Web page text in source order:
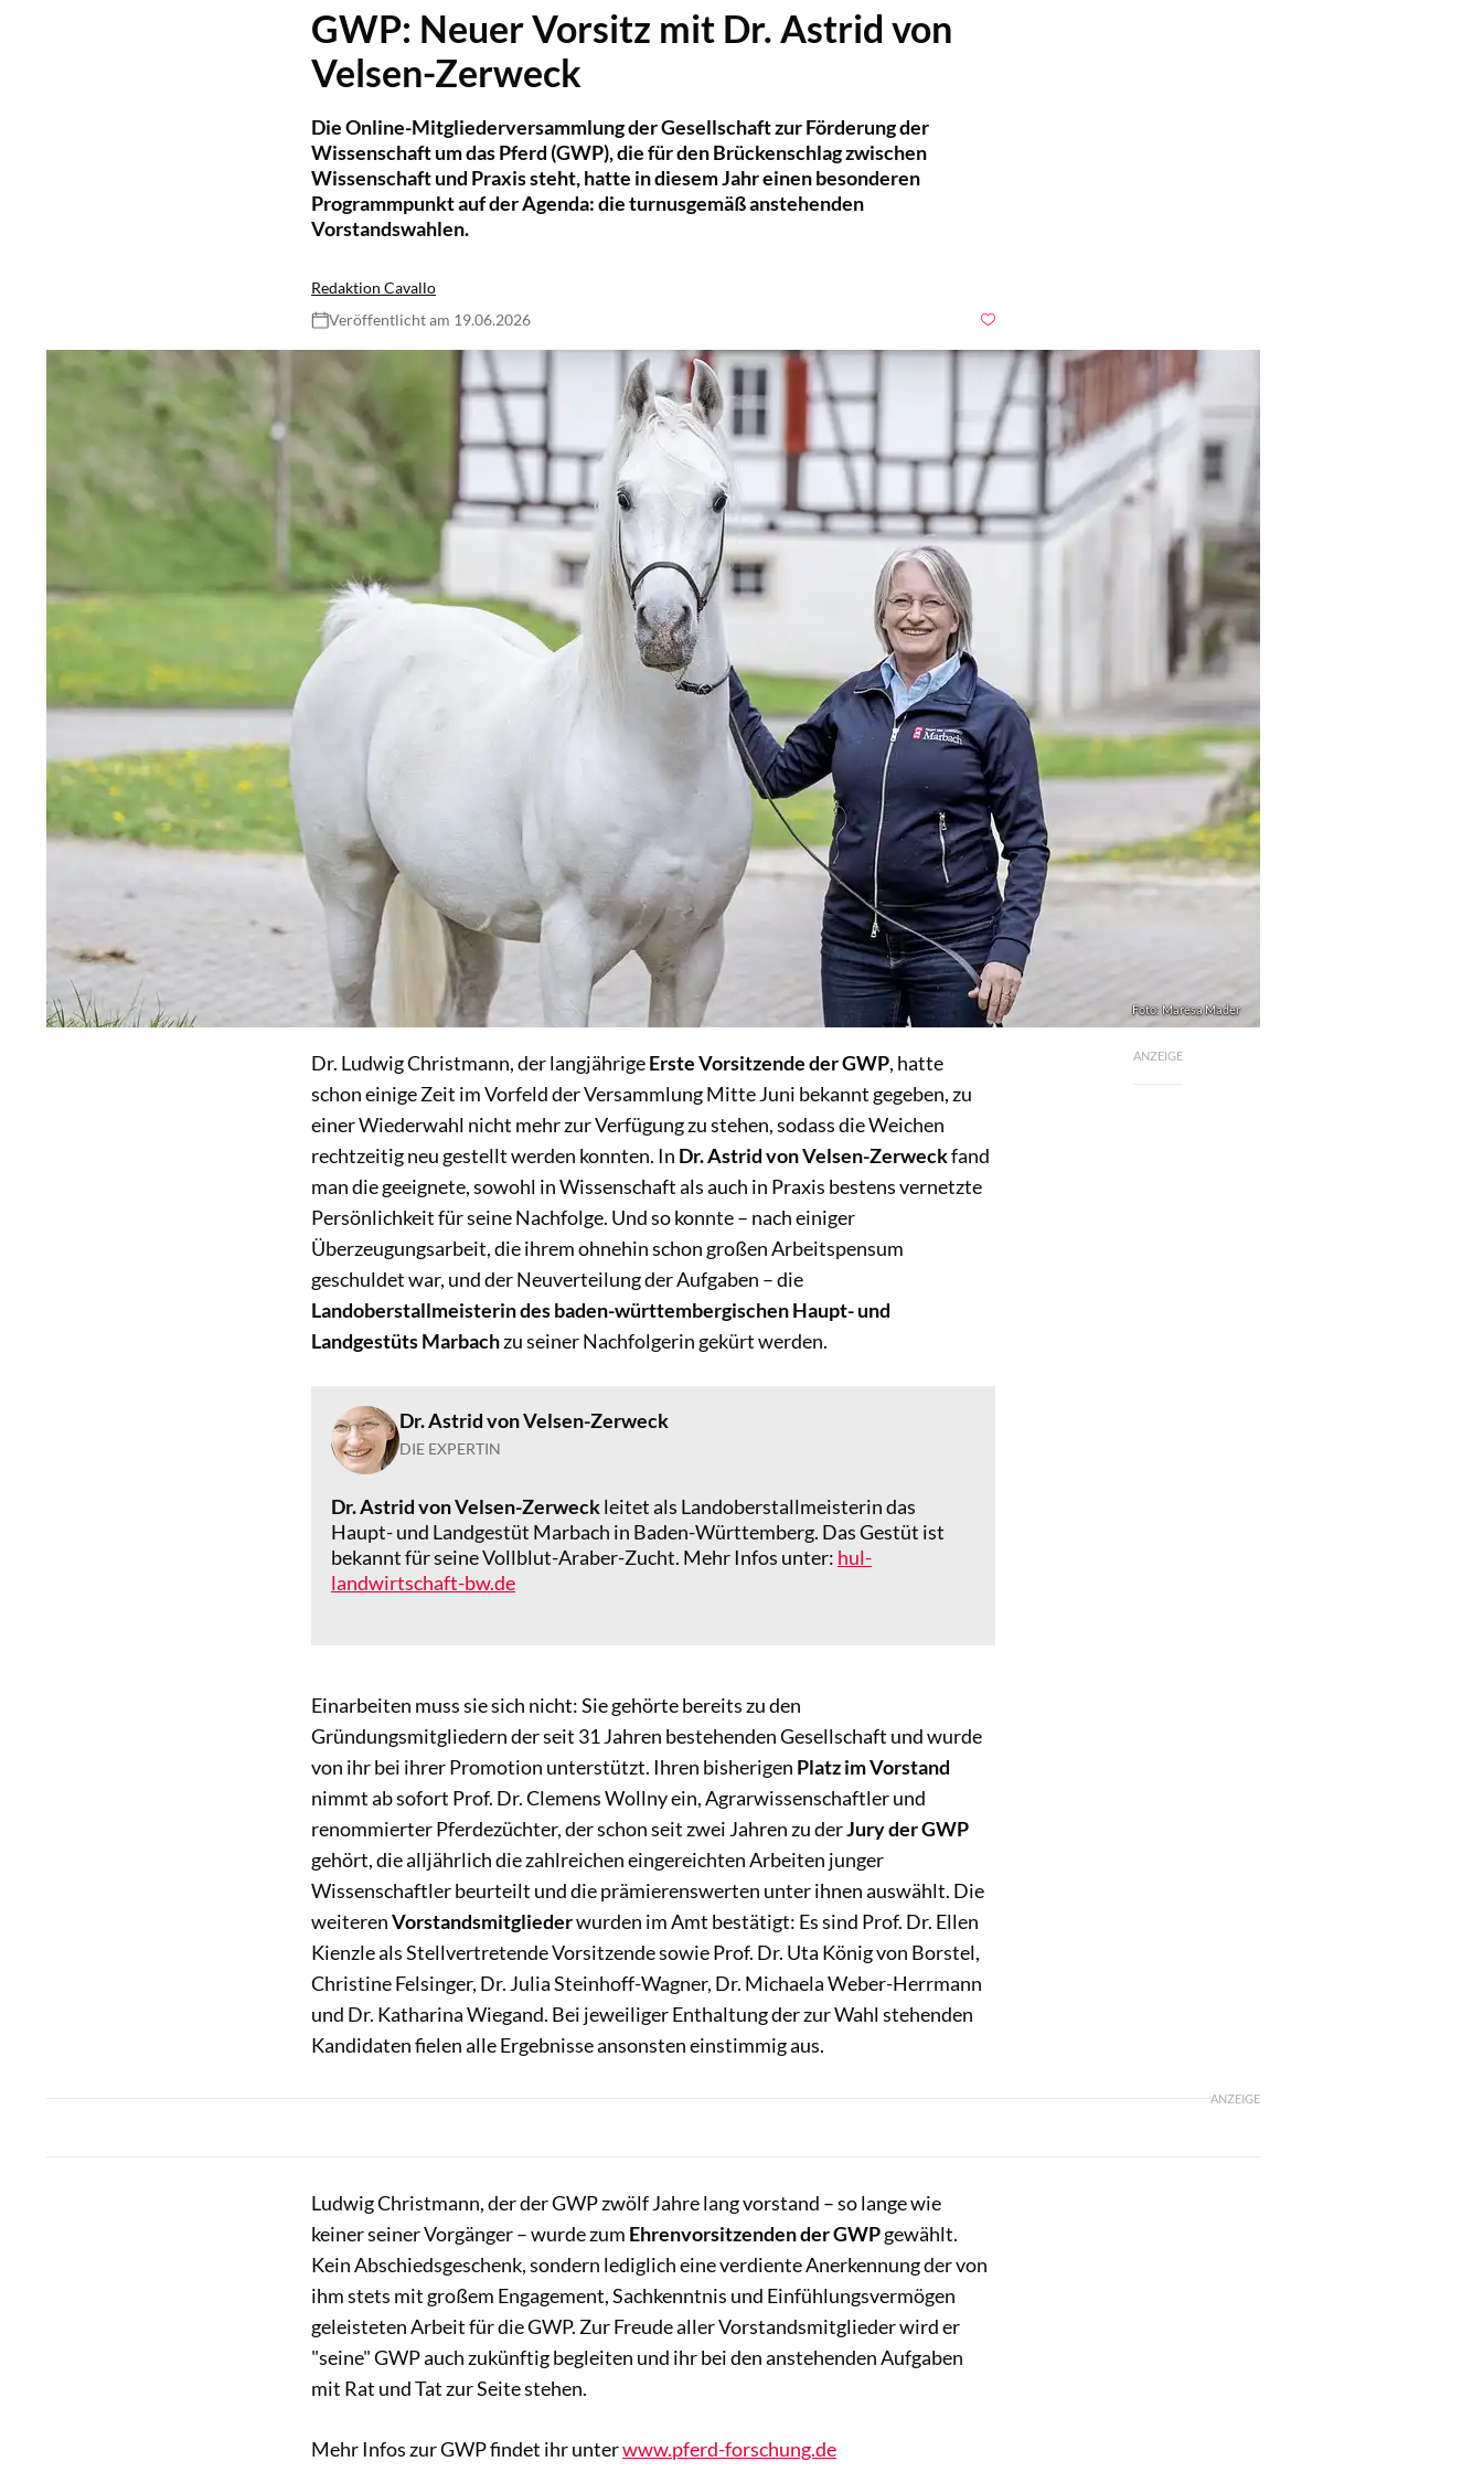
GWP: Neuer Vorsitz mit Dr. Astrid von
Velsen-Zerweck
Die Online-Mitgliederversammlung der Gesellschaft zur Förderung der
Wissenschaft um das Pferd (GWP), die für den Brückenschlag zwischen
Wissenschaft und Praxis steht, hatte in diesem Jahr einen besonderen
Programmpunkt auf der Agenda: die turnusgemäß anstehenden
Vorstandswahlen.
Redaktion Cavallo
Veröffentlicht am 19.06.2026
Foto: Maresa Mader
ANZEIGE
Dr. Ludwig Christmann, der langjährigeErste Vorsitzende der GWP, hatte
schon einige Zeit im Vorfeld der Versammlung Mitte Juni bekannt gegeben, zu
einer Wiederwahl nicht mehr zur Verfügung zu stehen, sodass die Weichen
rechtzeitig neu gestellt werden konnten. In Dr. Astrid von Velsen-Zerweckfand
man die geeignete, sowohl in Wissenschaft als auch in Praxis bestens vernetzte
Persönlichkeit für seine Nachfolge. Und so konnte – nach einiger
Überzeugungsarbeit, die ihrem ohnehin schon großen Arbeitspensum
geschuldet war, und der Neuverteilung der Aufgaben – die
Landoberstallmeisterin des baden-württembergischen Haupt- und
Landgestüts Marbachzu seiner Nachfolgerin gekürt werden.
Dr. Astrid von Velsen-Zerweck
DIE EXPERTIN
Dr. Astrid von Velsen-Zerweckleitet als Landoberstallmeisterin das
Haupt- und Landgestüt Marbach in Baden-Württemberg. Das Gestüt ist
bekannt für seine Vollblut-Araber-Zucht. Mehr Infos unter: hul-
landwirtschaft-bw.de
Einarbeiten muss sie sich nicht: Sie gehörte bereits zu den
Gründungsmitgliedern der seit 31 Jahren bestehenden Gesellschaft und wurde
von ihr bei ihrer Promotion unterstützt. Ihren bisherigen Platz im Vorstand
nimmt ab sofort Prof. Dr. Clemens Wollny ein, Agrarwissenschaftler und
renommierter Pferdezüchter, der schon seit zwei Jahren zu derJury der GWP
gehört, die alljährlich die zahlreichen eingereichten Arbeiten junger
Wissenschaftler beurteilt und die prämierenswerten unter ihnen auswählt. Die
weiterenVorstandsmitgliederwurden im Amt bestätigt: Es sind Prof. Dr. Ellen
Kienzle als Stellvertretende Vorsitzende sowie Prof. Dr. Uta König von Borstel,
Christine Felsinger, Dr. Julia Steinhoff-Wagner, Dr. Michaela Weber-Herrmann
und Dr. Katharina Wiegand. Bei jeweiliger Enthaltung der zur Wahl stehenden
Kandidaten fielen alle Ergebnisse ansonsten einstimmig aus.
ANZEIGE
Ludwig Christmann, der der GWP zwölf Jahre lang vorstand – so lange wie
keiner seiner Vorgänger – wurde zum Ehrenvorsitzenden der GWPgewählt.
Kein Abschiedsgeschenk, sondern lediglich eine verdiente Anerkennung der von
ihm stets mit großem Engagement, Sachkenntnis und Einfühlungsvermögen
geleisteten Arbeit für die GWP. Zur Freude aller Vorstandsmitglieder wird er
"seine" GWP auch zukünftig begleiten und ihr bei den anstehenden Aufgaben
mit Rat und Tat zur Seite stehen.
Mehr Infos zur GWP findet ihr unterwww.pferd-forschung.de